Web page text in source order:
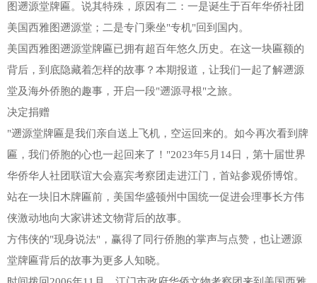
图遡源堂牌匾。说其特殊，原因有二：一是诞生于百年华侨社团
美国西雅图遡源堂；二是专门乘坐"专机"回到国内。
美国西雅图遡源堂牌匾已拥有超百年悠久历史。在这一块匾额的
背后，到底隐藏着怎样的故事？本期报道，让我们一起了解遡源
堂及海外侨胞的趣事，开启一段"遡源寻根"之旅。
决定捐赠
"遡源堂牌匾是我们亲自送上飞机，空运回来的。如今再次看到牌
匾，我们侨胞的心也一起回来了！"2023年5月14日，第十届世界
华侨华人社团联谊大会嘉宾考察团走进江门，首站参观侨博馆。
站在一块旧木牌匾前，美国华盛顿州中国统一促进会理事长方伟
侠激动地向大家讲述文物背后的故事。
方伟侠的"现身说法"，赢得了同行侨胞的掌声与点赞，也让遡源
堂牌匾背后的故事为更多人知晓。